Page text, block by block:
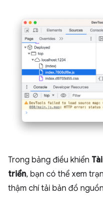
Trong bảng điều khiển
triển, bạn có thể xem
thậm chí tải bản đồ